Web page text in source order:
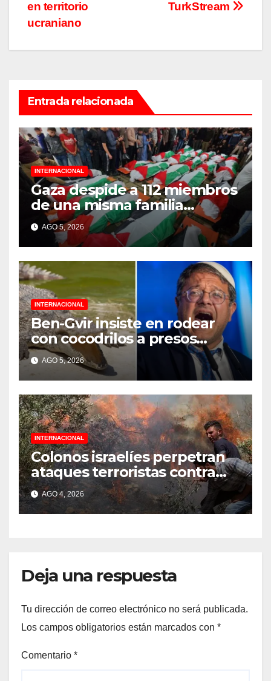
entradas
TurkStream
en territorio
ucraniano
Entrada relacionada
INTERNACIONAL
Gaza despide a 112 miembros
de una misma familia
asesinados durante el
genocidio
AGO 5, 2026
INTERNACIONAL
Ben-Gvir insiste en rodear
con cocodrilos a presos
palestinos
AGO 5, 2026
INTERNACIONAL
Colonos israelíes perpetran
ataques terroristas contra
familias palestinas en
Cisjordania
AGO 4, 2026
Deja una respuesta
Tu dirección de correo electrónico no será publicada.
Los campos obligatorios están marcados con *
Comentario *